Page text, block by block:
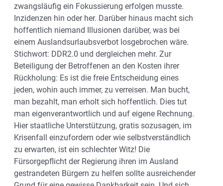
zwangsläufig ein Fokussierung erfolgen musste.
Inzidenzen hin oder her. Darüber hinaus macht sich
hoffentlich niemand Illusionen darüber, was bei
einem Auslandsurlaubsverbot losgebrochen wäre.
Stichwort: DDR2.0 und dergleichen mehr. Zur
Beteiligung der Betroffenen an den Kosten ihrer
Rückholung: Es ist die freie Entscheidung eines
jeden, wohin auch immer, zu verreisen. Man bucht,
man bezahlt, man erholt sich hoffentlich. Dies tut
man eigenverantwortlich und auf eigene Rechnung.
Hier staatliche Unterstützung, gratis sozusagen, im
Krisenfall einzufordern oder wie selbstverständlich
zu erwarten, ist ein schlechter Witz! Die
Fürsorgepflicht der Regierung ihren im Ausland
gestrandeten Bürgern zu helfen sollte ausreichender